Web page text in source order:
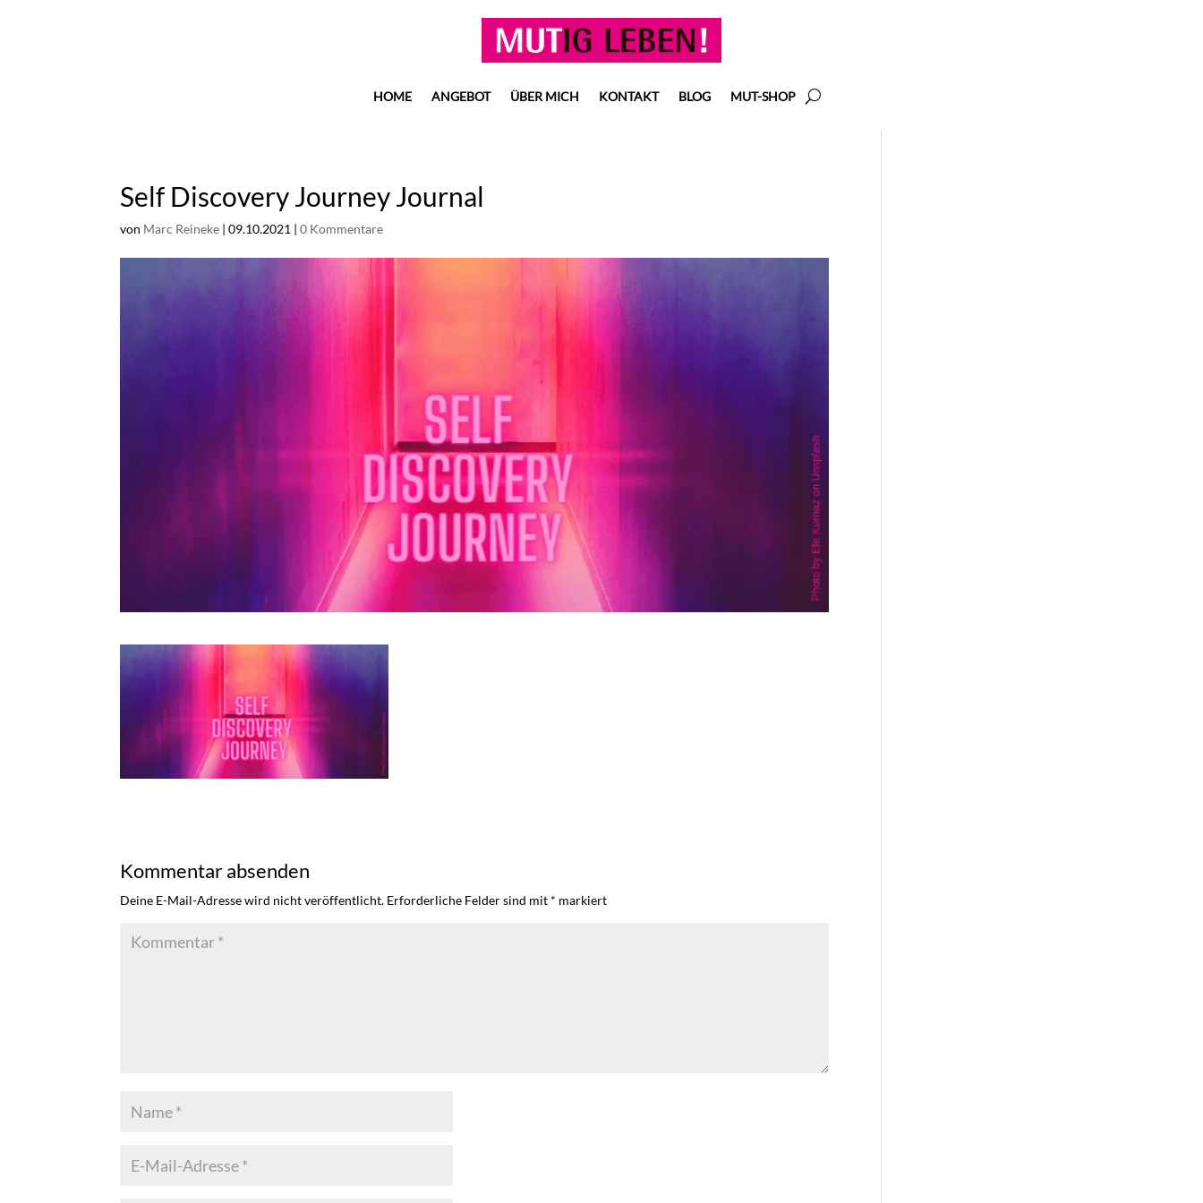
HOME ANGEBOT ÜBER MICH KONTAKT BLOG MUT-SHOP
Self Discovery Journey Journal
von Marc Reineke |09.10.2021 |0 Kommentare
Kommentar absenden
Deine E-Mail-Adresse wird nicht veröffentlicht. Erforderliche Felder sind mit * markiert